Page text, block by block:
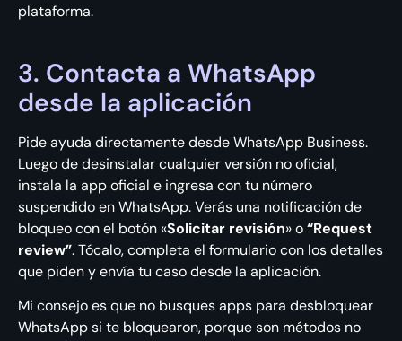
plataforma.
3. Contacta a WhatsApp
desde la aplicación
Pide ayuda directamente desde WhatsApp Business.
Luego de desinstalar cualquier versión no oficial,
instala la app oficial e ingresa con tu número
suspendido en WhatsApp. Verás una notificación de
bloqueo con el botón «Solicitar revisión» o“Request
review”. Tócalo, completa el formulario con los detalles
que piden y envía tu caso desde la aplicación.
Mi consejo es que no busques apps para desbloquear
WhatsApp si te bloquearon, porque son métodos no